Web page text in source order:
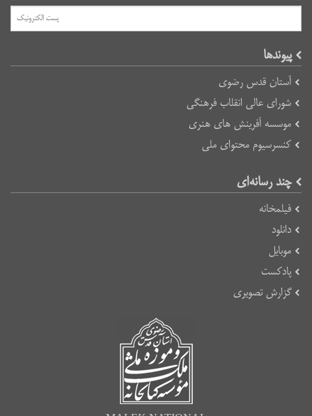
پیوند‌ها
آستان قدس رضوی
شورای عالی انقلاب فرهنگی
موسسه آفرینش های هنری
کنسرسیوم محتوای ملی
چند رسانه‌ای
فیلمخانه
دانلود
موبایل
پادکست
گزارش تصویری